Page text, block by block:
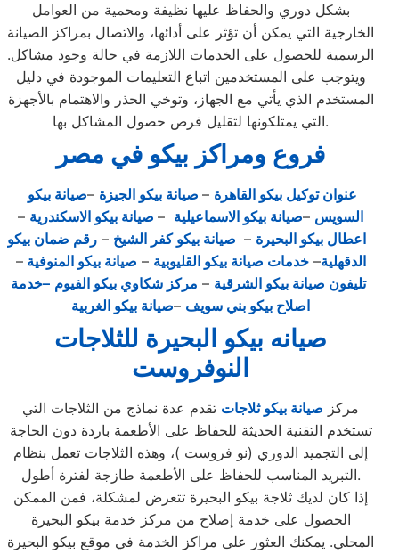
بشكل دوري والحفاظ عليها نظيفة ومحمية من العوامل
الخارجية التي يمكن أن تؤثر على أدائها، والاتصال بمراكز الصيانة
الرسمية للحصول على الخدمات اللازمة في حالة وجود مشاكل.
ويتوجب على المستخدمين اتباع التعليمات الموجودة في دليل
المستخدم الذي يأتي مع الجهاز، وتوخي الحذر والاهتمام بالأجهزة
التي يمتلكونها لتقليل فرص حصول المشاكل بها.
فروع ومراكز بيكو في مصر
عنوان توكيل بيكو القاهرة – صيانة بيكو الجيزة –صيانة بيكو
السويس –صيانة بيكو الاسماعيلية – صيانة بيكو الاسكندرية –
اعطال بيكو البحيرة – صيانة بيكو كفر الشيخ – رقم ضمان بيكو
الدقهلية–خدمات صيانة بيكو القليوبية – صيانة بيكو المنوفية–
تليفون صيانة بيكو الشرقية – مركز شكاوي بيكو الفيوم –خدمة
اصلاح بيكو بني سويف –صيانة بيكو الغربية
صيانه بيكو البحيرة للثلاجات
النوفروست
مركز صيانة بيكو ثلاجات تقدم عدة نماذج من الثلاجات التي
تستخدم التقنية الحديثة للحفاظ على الأطعمة باردة دون الحاجة
إلى التجميد الدوري (نو فروست )، وهذه الثلاجات تعمل بنظام
التبريد المناسب للحفاظ على الأطعمة طازجة لفترة أطول.
إذا كان لديك ثلاجة بيكو البحيرة تتعرض لمشكلة، فمن الممكن
الحصول على خدمة إصلاح من مركز خدمة بيكو البحيرة
المحلي. يمكنك العثور على مراكز الخدمة في موقع بيكو البحيرة